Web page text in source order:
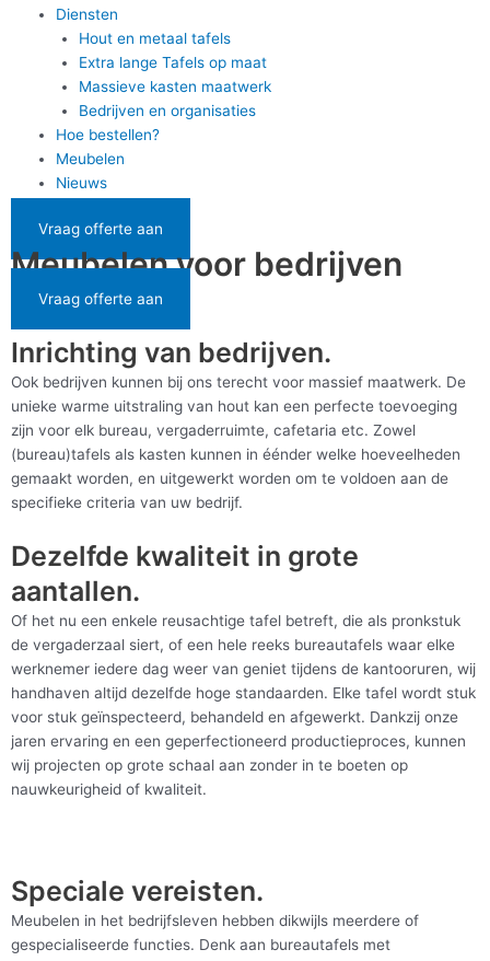
Diensten
Hout en metaal tafels
Extra lange Tafels op maat
Massieve kasten maatwerk
Bedrijven en organisaties
Hoe bestellen?
Meubelen
Nieuws
Vraag offerte aan
Meubelen voor bedrijven
Vraag offerte aan
Inrichting van bedrijven.
Ook bedrijven kunnen bij ons terecht voor massief maatwerk. De
unieke warme uitstraling van hout kan een perfecte toevoeging
zijn voor elk bureau, vergaderruimte, cafetaria etc. Zowel
(bureau)tafels als kasten kunnen in éénder welke hoeveelheden
gemaakt worden, en uitgewerkt worden om te voldoen aan de
specifieke criteria van uw bedrijf.
Dezelfde kwaliteit in grote
aantallen.
Of het nu een enkele reusachtige tafel betreft, die als pronkstuk
de vergaderzaal siert, of een hele reeks bureautafels waar elke
werknemer iedere dag weer van geniet tijdens de kantooruren, wij
handhaven altijd dezelfde hoge standaarden. Elke tafel wordt stuk
voor stuk geïnspecteerd, behandeld en afgewerkt. Dankzij onze
jaren ervaring en een geperfectioneerd productieproces, kunnen
wij projecten op grote schaal aan zonder in te boeten op
nauwkeurigheid of kwaliteit.
Speciale vereisten.
Meubelen in het bedrijfsleven hebben dikwijls meerdere of
gespecialiseerde functies. Denk aan bureautafels met